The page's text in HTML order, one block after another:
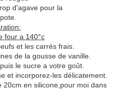
d'agave pour la
four a 140°c
et les carrés frais.
de la gousse de vanille.
le sucre a votre goût.
et incorporez-les délicatement.
en silicone,pour moi dans